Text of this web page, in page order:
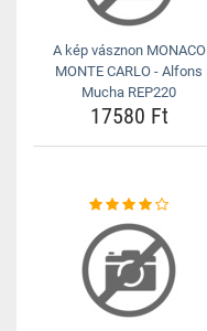
A kép vásznon MONACO
MONTE CARLO - Alfons
Mucha REP220
17580 Ft